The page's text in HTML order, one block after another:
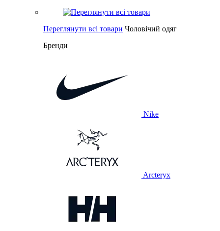
Переглянути всі товари Чоловічий одяг
Бренди
Nike
Arcteryx